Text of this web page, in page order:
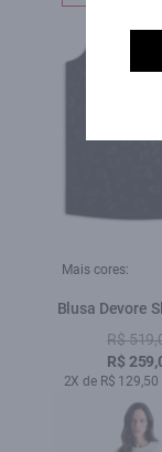
Mais cores:
Blusa Devore
Animal
R$
R$
2X de R$